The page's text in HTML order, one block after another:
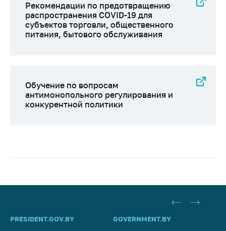
Рекомендации по предотвращению
распространения COVID-19 для
субъектов торговли, общественного
питания, бытового обслуживания
Обучение по вопросам
антимонопольного регулирования и
конкурентной политики
PRESIDENT.GOV.BY GOVERNMENT.BY